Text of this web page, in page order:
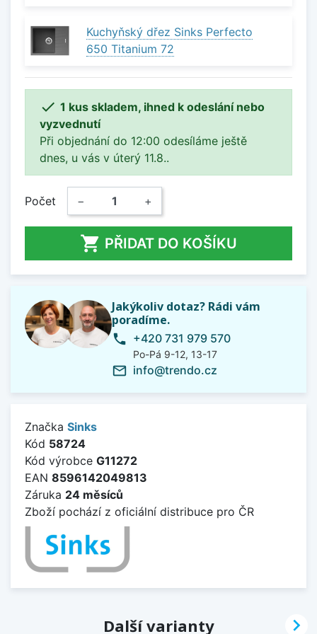
Kuchyňský dřez Sinks Perfecto
650 Titanium 72
 1 kus skladem, ihned k odeslání nebo
vyzvednutí
Při objednání do 12:00 odesíláme ještě
dnes, u vás v úterý 11.8..
Počet − +
 PŘIDAT DO KOŠÍKU
Jakýkoliv dotaz? Rádi vám
poradíme.
phone +420 731 979 570
Po-Pá 9-12, 13-17
mail_outline info@trendo.cz
Značka Sinks
Kód 58724
Kód výrobce G11272
EAN 8596142049813
Záruka 24 měsíců
Zboží pochází z oficiální distribuce pro ČR
Další varianty 